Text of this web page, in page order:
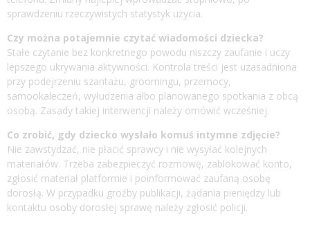
sprawdzeniu rzeczywistych statystyk użycia.
Czy można potajemnie czytać wiadomości dziecka?
Stałe czytanie bez konkretnego powodu niszczy zaufanie i uczy
lepszego ukrywania aktywności. Kontrola treści jest uzasadniona
przy podejrzeniu szantażu, groomingu, przemocy,
samookaleczeń, wyłudzenia albo planowanego spotkania z obcą
osobą. Zasady takiej interwencji należy omówić wcześniej.
Co zrobić, gdy dziecko wysłało komuś intymne zdjęcie?
Nie zawstydzać, nie płacić sprawcy i nie wysyłać kolejnych
materiałów. Trzeba zabezpieczyć rozmowę, zablokować konto,
zgłosić materiał platformie i poinformować zaufaną osobę
dorosłą. W przypadku groźby publikacji, żądania pieniędzy lub
kontaktu osoby dorosłej sprawę należy zgłosić policji.